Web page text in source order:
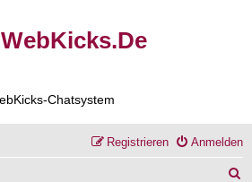
Chatsystem
Anmelden
Registrieren